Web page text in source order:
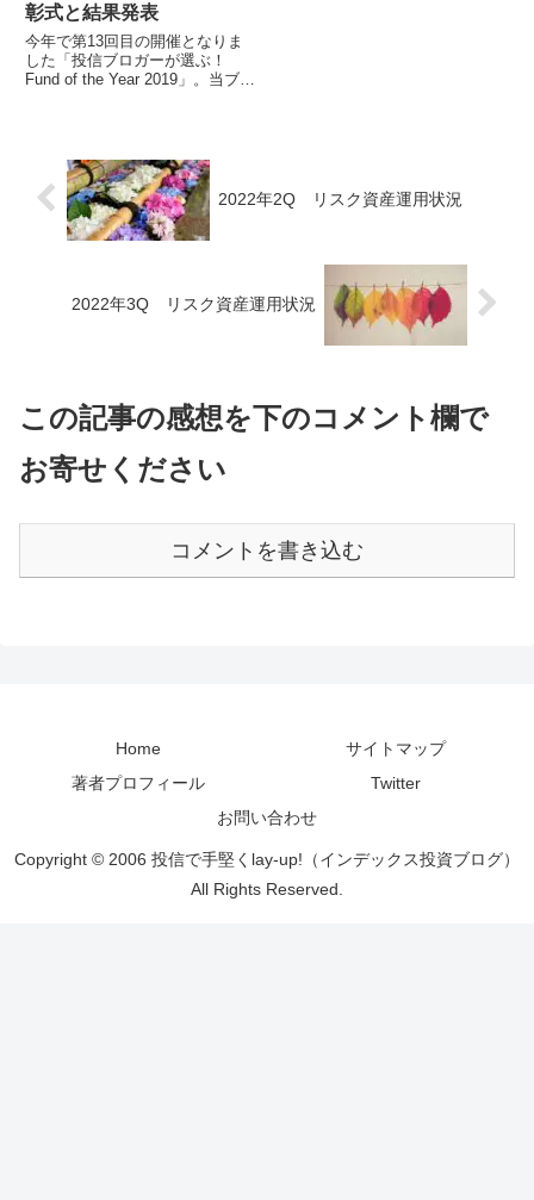
彰式と結果発表
今年で第13回目の開催となりま
した「投信ブロガーが選ぶ！
Fund of the Year 2019」。当ブロ
2022年2Q リスク資産運用状況
2022年3Q リスク資産運用状況
この記事の感想を下のコメント欄で
お寄せください
コメントを書き込む
Home
サイトマップ
著者プロフィール
Twitter
お問い合わせ
Copyright © 2006 投信で手堅くlay-up!（インデックス投資ブログ）
All Rights Reserved.